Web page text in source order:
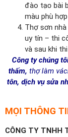
đào tạo bài
màu phù
Thợ sơn
uy tín – thi
và sau khi
Công ty chúng
thấm, thợ làm
tôn, dịch vụ sửa
MỌI THÔNG
CÔNG TY TNHH